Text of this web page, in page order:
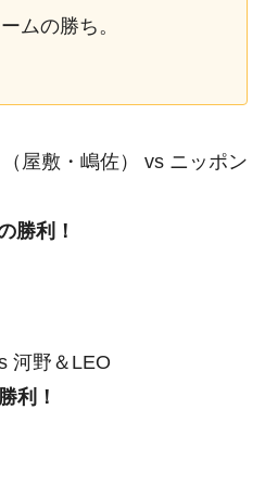
ムの勝ち。
屋敷・嶋佐） vs ニッポン
勝利！
河野＆LEO
利！